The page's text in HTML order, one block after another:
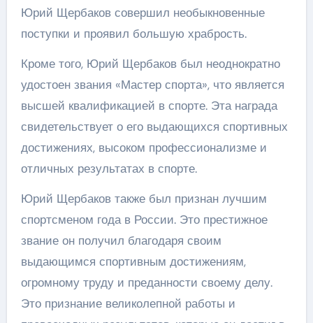
Юрий Щербаков совершил необыкновенные
поступки и проявил большую храбрость.
Кроме того, Юрий Щербаков был неоднократно
удостоен звания «Мастер спорта», что является
высшей квалификацией в спорте. Эта награда
свидетельствует о его выдающихся спортивных
достижениях, высоком профессионализме и
отличных результатах в спорте.
Юрий Щербаков также был признан лучшим
спортсменом года в России. Это престижное
звание он получил благодаря своим
выдающимся спортивным достижениям,
огромному труду и преданности своему делу.
Это признание великолепной работы и